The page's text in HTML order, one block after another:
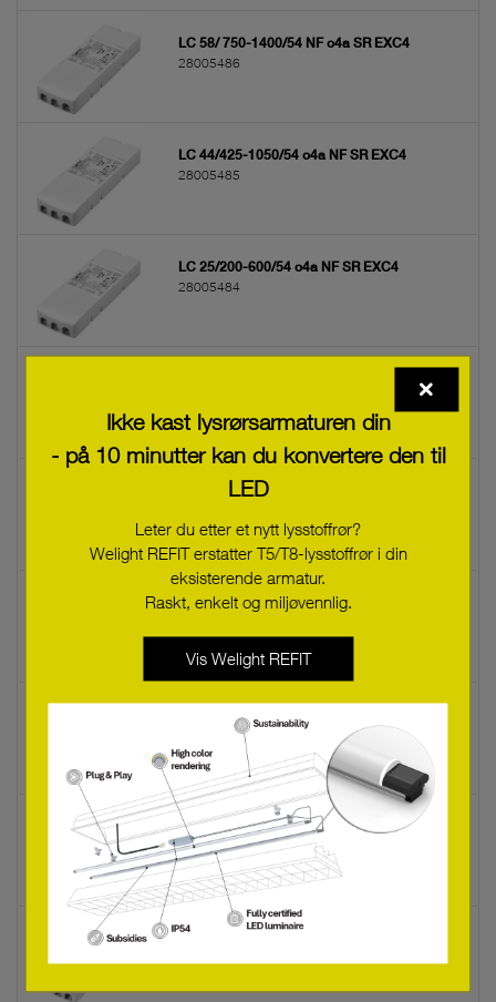
LC 58/ 750-1400/54 NF o4a SR EXC4
28005486
LC 44/425-1050/54 o4a NF SR EXC4
28005485
LC 25/200-600/54 o4a NF SR EXC4
28005484
LC 200W 24V one4all NF SC EXC2 SP
LC 200W 24V one4all NF SC EXC2
LC 100W 24V one4all NF SC EXC2 SP
28004437
LC 100W 24V one4all NF SC EXC2
28004432
Ikke kast lysrørsarmaturen din
- på 10 minutter kan du konvertere den til
LED
Leter du etter et nytt lysstoffrør?
Welight REFIT erstatter T5/T8-lysstoffrør i din
eksisterende armatur.
Raskt, enkelt og miljøvennlig.
Vis Welight REFIT